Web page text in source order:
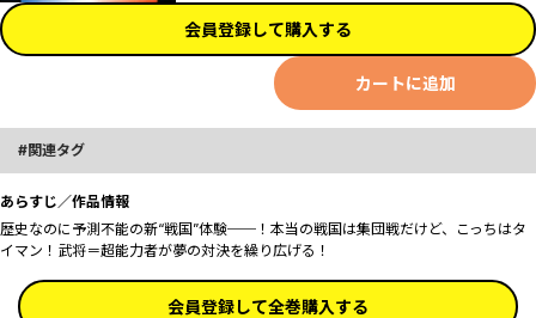
会員登録して購入する
カートに追加
関連タグ
あらすじ／作品情報
歴史なのに予測不能の新“戦国”体験──！本当の戦国は集団戦だけど、こっちはタ
イマン！武将＝超能力者が夢の対決を繰り広げる！
会員登録して全巻購入する